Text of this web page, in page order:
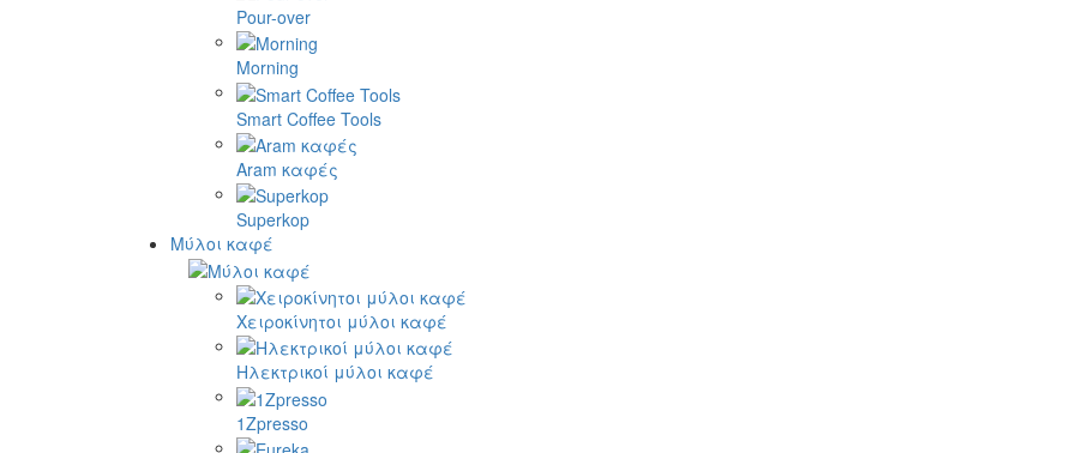
Pour-over
Morning
Smart Coffee Tools
Aram καφές
Superkop
Μύλοι καφέ
Χειροκίνητοι μύλοι καφέ
Ηλεκτρικοί μύλοι καφέ
1Zpresso